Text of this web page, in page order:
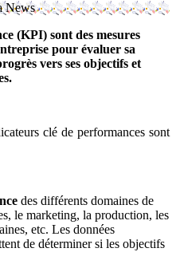
News
(KPI) sont des mesures
pour évaluer sa
vers ses objectifs et
clé de performances sont
des différents domaines de
le marketing, la production, les
etc. Les données
de déterminer si les objectifs